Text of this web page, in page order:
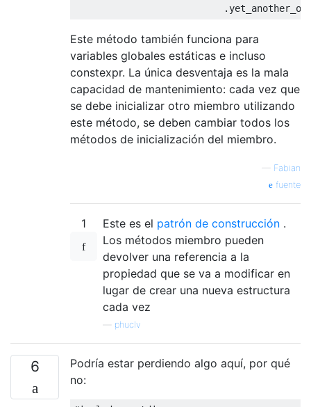
.
Este método también funciona para
variables globales estáticas e incluso
constexpr. La única desventaja es la mala
capacidad de mantenimiento: cada vez que
se debe inicializar otro miembro utilizando
este método, se deben cambiar todos los
métodos de inicialización del miembro.
— Fabian
fuente
1 Este es el patrón de construcción .
Los métodos miembro pueden
devolver una referencia a la
propiedad que se va a modificar en
lugar de crear una nueva estructura
cada vez
phuclv
6
Podría estar perdiendo algo aquí, por qué
no: